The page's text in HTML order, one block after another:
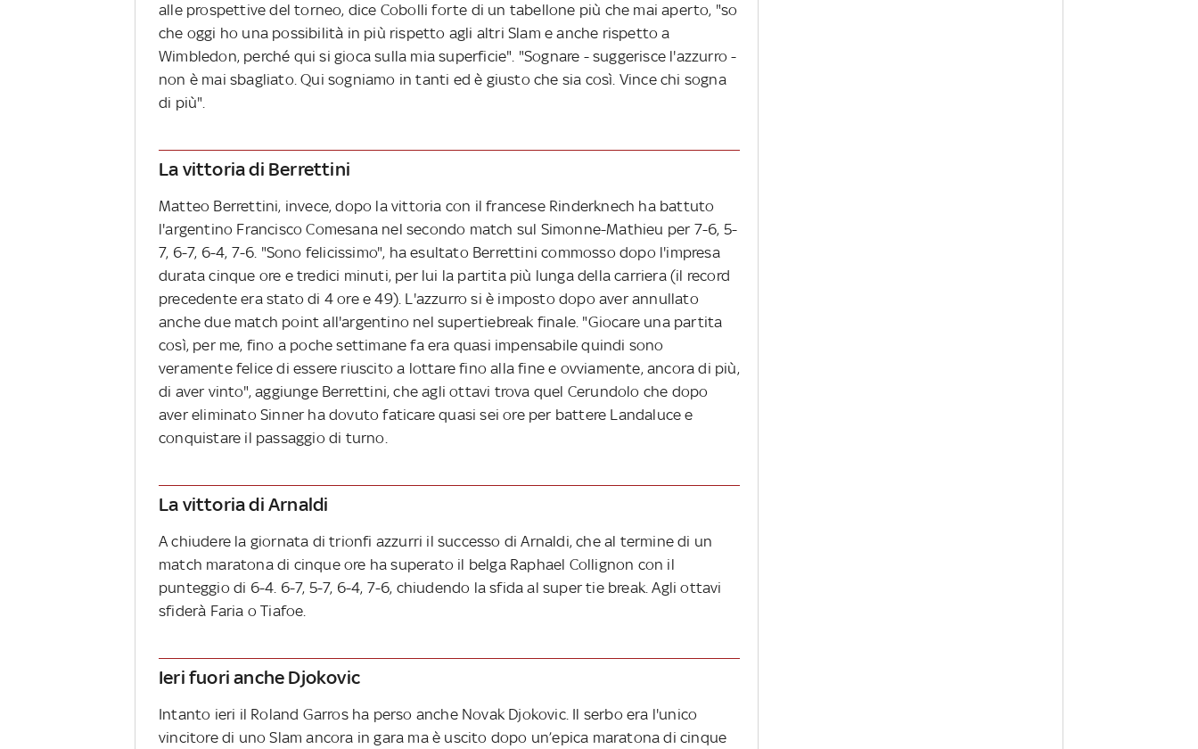
alle prospettive del torneo, dice Cobolli forte di un tabellone più che mai aperto, "so
che oggi ho una possibilità in più rispetto agli altri Slam e anche rispetto a
Wimbledon, perché qui si gioca sulla mia superficie". "Sognare - suggerisce l'azzurro -
non è mai sbagliato. Qui sogniamo in tanti ed è giusto che sia così. Vince chi sogna
di più".
La vittoria di Berrettini
Matteo Berrettini, invece, dopo la vittoria con il francese Rinderknech ha battuto
l'argentino Francisco Comesana nel secondo match sul Simonne-Mathieu per 7-6, 5-
7, 6-7, 6-4, 7-6. "Sono felicissimo", ha esultato Berrettini commosso dopo l'impresa
durata cinque ore e tredici minuti, per lui la partita più lunga della carriera (il record
precedente era stato di 4 ore e 49). L'azzurro si è imposto dopo aver annullato
anche due match point all'argentino nel supertiebreak finale. "Giocare una partita
così, per me, fino a poche settimane fa era quasi impensabile quindi sono
veramente felice di essere riuscito a lottare fino alla fine e ovviamente, ancora di più,
di aver vinto", aggiunge Berrettini, che agli ottavi trova quel Cerundolo che dopo
aver eliminato Sinner ha dovuto faticare quasi sei ore per battere Landaluce e
conquistare il passaggio di turno.
La vittoria di Arnaldi
A chiudere la giornata di trionfi azzurri il successo di Arnaldi, che al termine di un
match maratona di cinque ore ha superato il belga Raphael Collignon con il
punteggio di 6-4. 6-7, 5-7, 6-4, 7-6, chiudendo la sfida al super tie break. Agli ottavi
sfiderà Faria o Tiafoe.
Ieri fuori anche Djokovic
Intanto ieri il Roland Garros ha perso anche Novak Djokovic. Il serbo era l'unico
vincitore di uno Slam ancora in gara ma è uscito dopo un’epica maratona di cinque